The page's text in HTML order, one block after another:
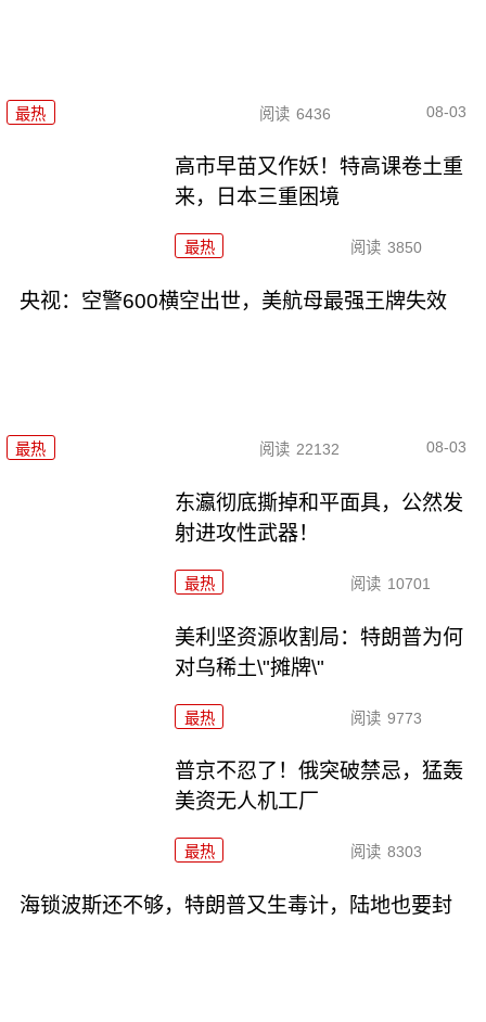
最热 阅读 6436 08-03
高市早苗又作妖！特高课卷土重
来，日本三重困境
最热 阅读 3850
央视：空警600横空出世，美航母最强王牌失效
最热 阅读 22132 08-03
东瀛彻底撕掉和平面具，公然发
射进攻性武器！
最热 阅读 10701
美利坚资源收割局：特朗普为何
对乌稀土\"摊牌\"
最热 阅读 9773
普京不忍了！俄突破禁忌，猛轰
美资无人机工厂
最热 阅读 8303
海锁波斯还不够，特朗普又生毒计，陆地也要封